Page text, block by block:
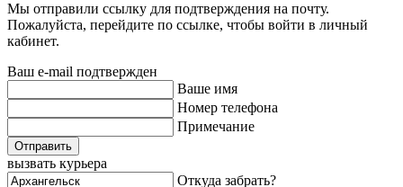
Мы отправили ссылку для подтверждения на почту.
Пожалуйста, перейдите по ссылке, чтобы войти в личный
кабинет.
Ваш e-mail подтвержден
Ваше имя
Номер телефона
Примечание
Отправить
вызвать курьера
Откуда забрать?